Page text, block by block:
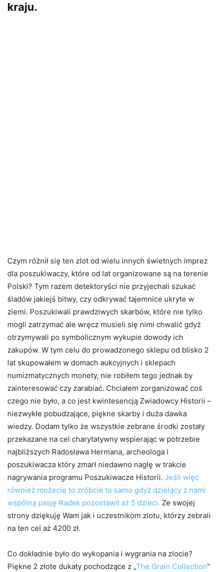
kraju.
Czym różnił się ten zlot od wielu innych świetnych imprez
dla poszukiwaczy, które od lat organizowane są na terenie
Polski? Tym razem detektoryści nie przyjechali szukać
śladów jakiejś bitwy, czy odkrywać tajemnice ukryte w
ziemi. Poszukiwali prawdziwych skarbów, które nie tylko
mogli zatrzymać ale wręcz musieli się nimi chwalić gdyż
otrzymywali po symbolicznym wykupie dowody ich
zakupów. W tym celu do prowadzonego sklepu od blisko 2
lat skupowałem w domach aukcyjnych i sklepach
numizmatycznych monety, nie robiłem tego jednak by
zainteresować czy zarabiać. Chciałem zorganizować coś
czego nie było, a co jest kwintesencją Zwiadowcy Historii –
niezwykłe pobudzające, piękne skarby i duża dawka
wiedzy. Dodam tylko że wszystkie zebrane środki zostały
przekazane na cel charytatywny wspierając w potrzebie
najbliższych Radosława Hermana, archeologa i
poszukiwacza który zmarł niedawno naglę w trakcie
nagrywania programu Poszukiwacze Historii. Jeśli więc
również możecie to zróbcie to samo gdyż dzielący z nami
wspólną pasję Radek pozostawił aż 5 dzieci. Ze swojej
strony dziękuję Wam jak i uczestnikom zlotu, którzy zebrali
na ten cel aż 4200 zł.
Co dokładnie było do wykopania i wygrania na zlocie?
Piękne 2 złote dukaty pochodzące z „The Grain Collection”